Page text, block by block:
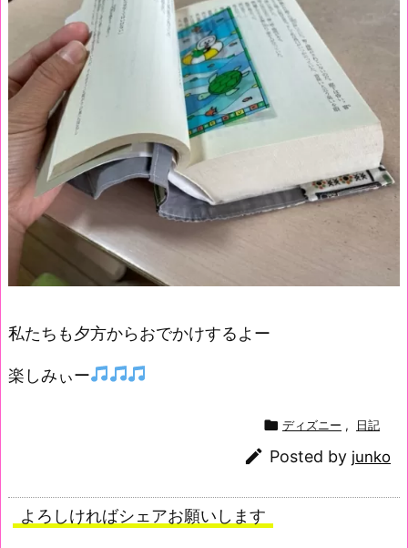
私たちも夕方からおでかけするよー
楽しみぃー
 ディズニー , 日記
 Posted by junko
よろしければシェアお願いします